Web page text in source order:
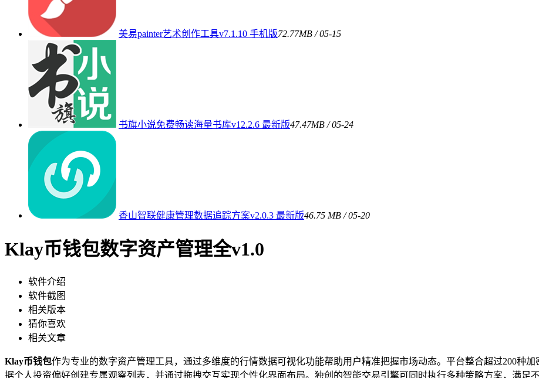
美易painter艺术创作工具v7.1.10 手机版72.77MB / 05-15
书旗小说免费畅读海量书库v12.2.6 最新版47.47MB / 05-24
香山智联健康管理数据追踪方案v2.0.3 最新版46.75 MB / 05-20
Klay币钱包数字资产管理全v1.0
软件介绍
软件截图
相关版本
猜你喜欢
相关文章
Klay币钱包作为专业的数字资产管理工具，通过多维度的行情数据可视化功能帮助用户精准把握市场动态。平台整合超过200种
据个人投资偏好创建专属观察列表，并通过拖拽交互实现个性化界面布局。独创的智能交易引擎可同时执行多种策略方案，满足